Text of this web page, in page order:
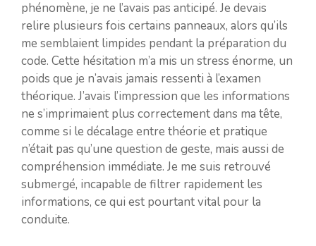
phénomène, je ne l’avais pas anticipé. Je devais
relire plusieurs fois certains panneaux, alors qu’ils
me semblaient limpides pendant la préparation du
code. Cette hésitation m’a mis un stress énorme, un
poids que je n’avais jamais ressenti à l’examen
théorique. J’avais l’impression que les informations
ne s’imprimaient plus correctement dans ma tête,
comme si le décalage entre théorie et pratique
n’était pas qu’une question de geste, mais aussi de
compréhension immédiate. Je me suis retrouvé
submergé, incapable de filtrer rapidement les
informations, ce qui est pourtant vital pour la
conduite.